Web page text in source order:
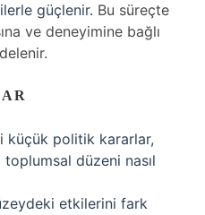
güçlenir. Bu süreçte
ve deneyimine bağlı
küçük politik kararlar,
toplumsal düzeni nasıl
etkilerini fark